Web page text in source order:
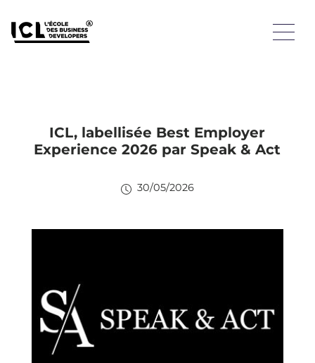
ICL, labellisée Best Employer
Experience 2026 par Speak & Act
30/05/2026